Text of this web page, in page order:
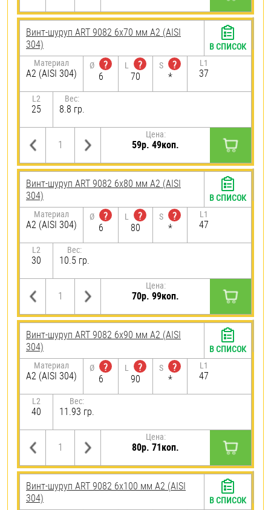
Винт-шуруп ART 9082 6х70 мм А2 (AISI
304)
Материал
А2 (AISI 304)
Ø
?
6
L
?
70
S
?
*
L1
37
L2
25
Вес:
8.8 гр.
Цена:
59р. 49коп.
В СПИСОК
Винт-шуруп ART 9082 6х80 мм А2 (AISI
304)
Материал
А2 (AISI 304)
Ø
?
6
L
?
80
S
?
*
L1
47
L2
30
Вес:
10.5 гр.
Цена:
70р. 99коп.
В СПИСОК
Винт-шуруп ART 9082 6х90 мм А2 (AISI
304)
Материал
А2 (AISI 304)
Ø
?
6
L
?
90
S
?
*
L1
47
L2
40
Вес:
11.93 гр.
Цена:
80р. 71коп.
В СПИСОК
Винт-шуруп ART 9082 6х100 мм А2 (AISI
304)
В СПИСОК